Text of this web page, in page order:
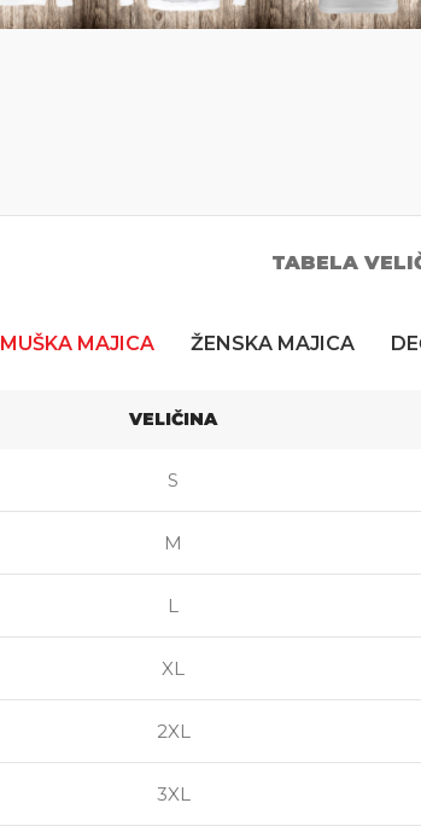
TABELA
MUŠKA MAJICA ŽENSKA MAJICA
VELIČINA
S
M
L
XL
2XL
3XL